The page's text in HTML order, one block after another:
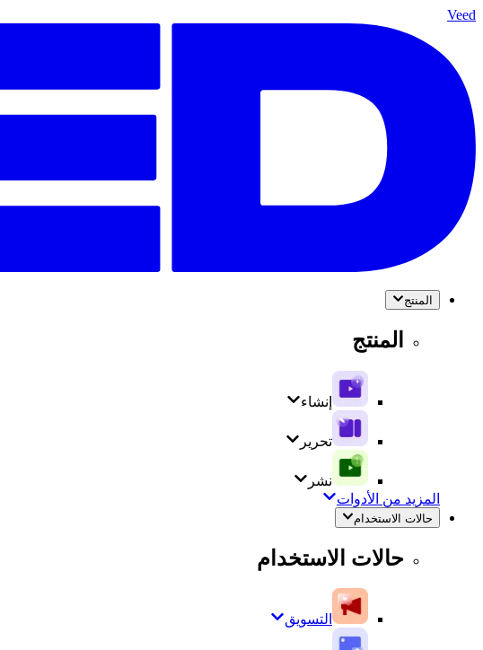
Veed
المنتج
المنتج
إنشاء
تحرير
نشر
المزيد من الأدوات
حالات الاستخدام
حالات الاستخدام
التسويق